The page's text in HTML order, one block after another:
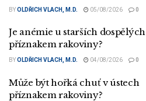
BYOLDŘICH VLACH, M.D. 05/08/2026 0
Je anémie u starších dospělých
příznakem rakoviny?
BYOLDŘICH VLACH, M.D. 04/08/2026 0
Může být hořká chuť v ústech
příznakem rakoviny?